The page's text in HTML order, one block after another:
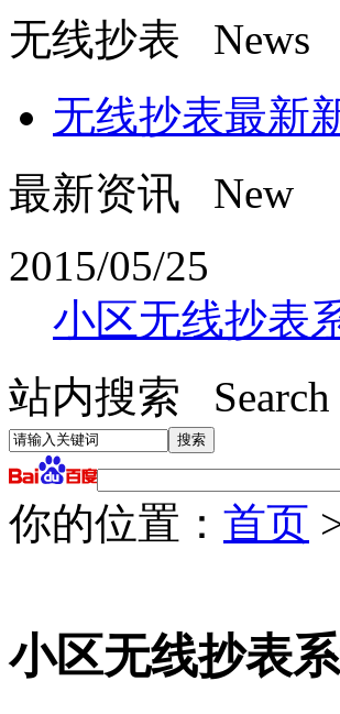
无线抄表 News
无线抄表最新
最新资讯 New
2015/05/25
小区无线抄表
站内搜索 Search
你的位置： 首页
小区无线抄表